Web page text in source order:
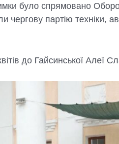
було спрямовано
партію техніки,
до Гайсинської Алеї